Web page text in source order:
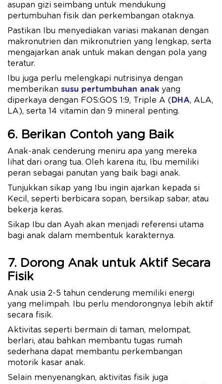
asupan gizi seimbang untuk mendukung
pertumbuhan fisik dan perkembangan otaknya.
Pastikan Ibu menyediakan variasi makanan dengan
makronutrien dan mikronutrien yang lengkap, serta
mengajarkan anak untuk makan dengan pola yang
teratur.
Ibu juga perlu melengkapi nutrisinya dengan
memberikan susu pertumbuhan anak yang
diperkaya dengan FOS:GOS 1:9, Triple A ( DHA, ALA,
LA), serta 14 vitamin dan 9 mineral penting.
6. Berikan Contoh yang Baik
Anak-anak cenderung meniru apa yang mereka
lihat dari orang tua. Oleh karena itu, Ibu memiliki
peran sebagai panutan yang baik bagi anak.
Tunjukkan sikap yang Ibu ingin ajarkan kepada si
Kecil, seperti berbicara sopan, bersikap sabar, atau
bekerja keras.
Sikap Ibu dan Ayah akan menjadi referensi utama
bagi anak dalam membentuk karakternya.
7. Dorong Anak untuk Aktif Secara
Fisik
Anak usia 2-5 tahun cenderung memiliki energi
yang melimpah. Ibu perlu mendorongnya lebih aktif
secara fisik.
Aktivitas seperti bermain di taman, melompat,
berlari, atau bahkan membantu tugas rumah
sederhana dapat membantu perkembangan
motorik kasar anak.
Selain menyenangkan, aktivitas fisik juga